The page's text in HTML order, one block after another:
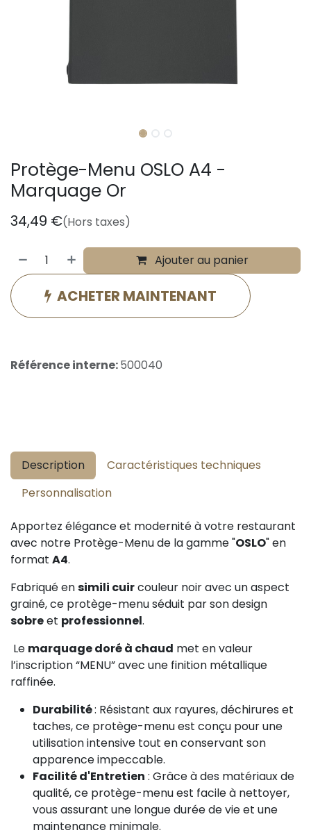
Protège-Menu OSLO A4 -
Marquage Or
34,49 €(Hors taxes)
Ajouter au panier
ACHETER MAINTENANT
Référence interne:500040
Description
Caractéristiques techniques
Personnalisation
Apportez élégance et modernité à votre restaurant
avec notre Protège-Menu de la gamme "OSLO" en
format A4.
Fabriqué ensimili cuircouleur noir avec un aspect
grainé, ce protège-menu séduit par son design
sobreet professionnel.
Le marquage doré à chaud met en valeur
l’inscription “MENU” avec une finition métallique
raffinée.
Durabilité: Résistant aux rayures, déchirures et
taches, ce protège-menu est conçu pour une
utilisation intensive tout en conservant son
apparence impeccable.
Facilité d'Entretien : Grâce à des matériaux de
qualité, ce protège-menu est facile à nettoyer,
vous assurant une longue durée de vie et une
maintenance minimale.